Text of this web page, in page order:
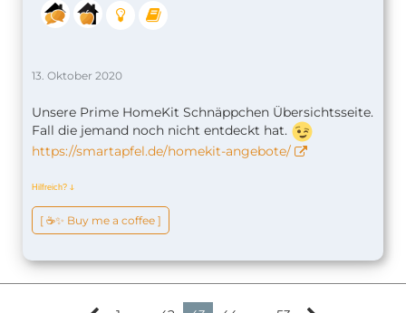
13. Oktober 2020
Unsere Prime HomeKit Schnäppchen Übersichtsseite.
Fall die jemand noch nicht entdeckt hat.
https://smartapfel.de/homekit-angebote/
Hilfreich? ↆ
[ ☕️✨ Buy me a coffee ]